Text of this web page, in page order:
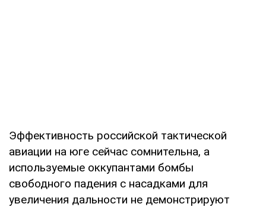
Эффективность российской тактической
авиации на юге сейчас сомнительна, а
используемые оккупантами бомбы
свободного падения с насадками для
увеличения дальности не демонстрируют